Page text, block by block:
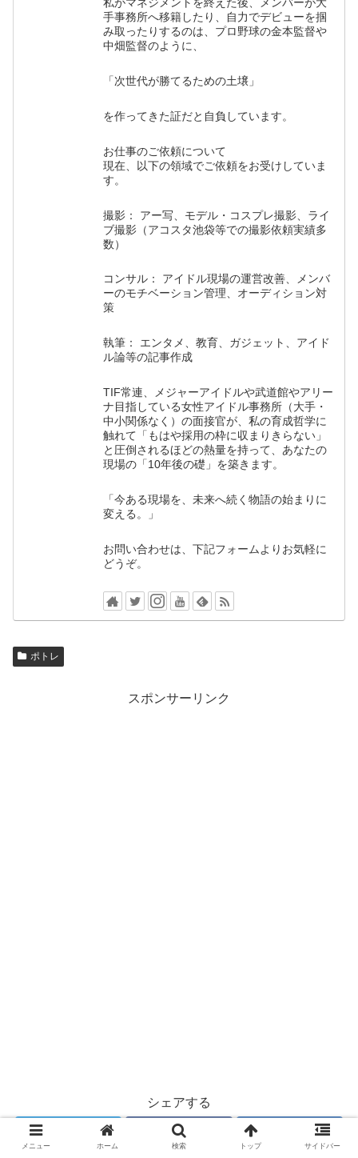
手事務所へ移籍したり、自力でデビューを掴
み取ったりするのは、プロ野球の金本監督や
中畑監督のように、
「次世代が勝てるための土壌」
を作ってきた証だと自負しています。
お仕事のご依頼について
現在、以下の領域でご依頼をお受けしていま
す。
撮影： アー写、モデル・コスプレ撮影、ライ
ブ撮影（アコスタ池袋等での撮影依頼実績多
数）
コンサル： アイドル現場の運営改善、メンバ
ーのモチベーション管理、オーディション対
策
執筆： エンタメ、教育、ガジェット、アイド
ル論等の記事作成
TIF常連、メジャーアイドルや武道館やアリー
ナ目指している女性アイドル事務所（大手・
中小関係なく）の面接官が、私の育成哲学に
触れて「もはや採用の枠に収まりきらない」
と圧倒されるほどの熱量を持って、あなたの
現場の「10年後の礎」を築きます。
「今ある現場を、未来へ続く物語の始まりに
変える。」
お問い合わせは、下記フォームよりお気軽に
どうぞ。
ポトレ
スポンサーリンク
シェアする
Facebook
メニュー ホーム 検索 トップ サイドバー